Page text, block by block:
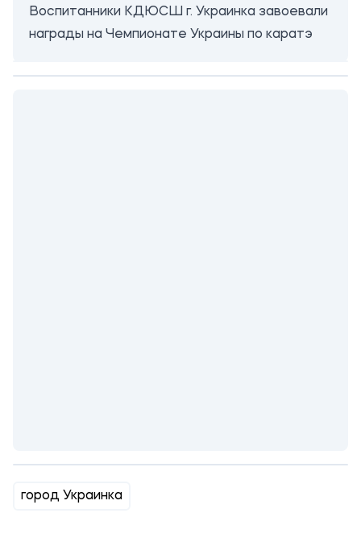
Воспитанники КДЮСШ г. Украинка завоевали
награды на Чемпионате Украины по каратэ
город Украинка